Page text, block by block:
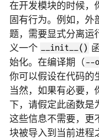
在开发模块的时候，
固有行为。例如，外
题，需要显式分离运
义一个 __init__()
始化。在编译期（ --
你可以假设在代码的
当然，如果有必要，
下，请假定此函数
这些信息不需要，更
块被导入到当前进程